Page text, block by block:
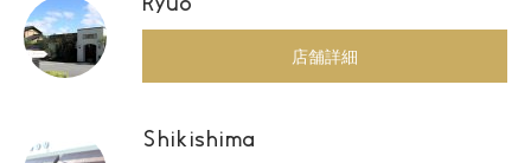
Ryuo
店舗詳細
Shikishima